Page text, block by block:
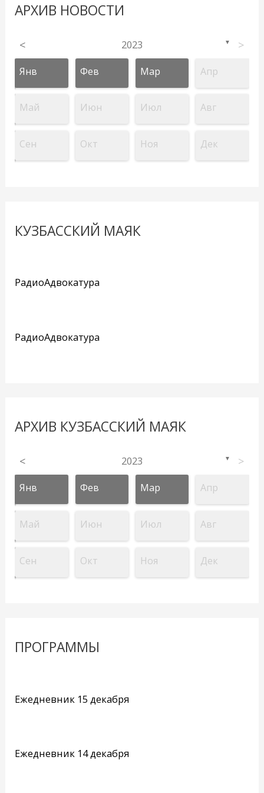
АРХИВ НОВОСТИ
< 2023 ▼ >
Янв Фев Мар Апр
Май Июн Июл Авг
Сен Окт Ноя Дек
КУЗБАССКИЙ МАЯК
РадиоАдвокатура
РадиоАдвокатура
АРХИВ КУЗБАССКИЙ МАЯК
< 2023 ▼ >
Янв Фев Мар Апр
Май Июн Июл Авг
Сен Окт Ноя Дек
ПРОГРАММЫ
Ежедневник 15 декабря
Ежедневник 14 декабря